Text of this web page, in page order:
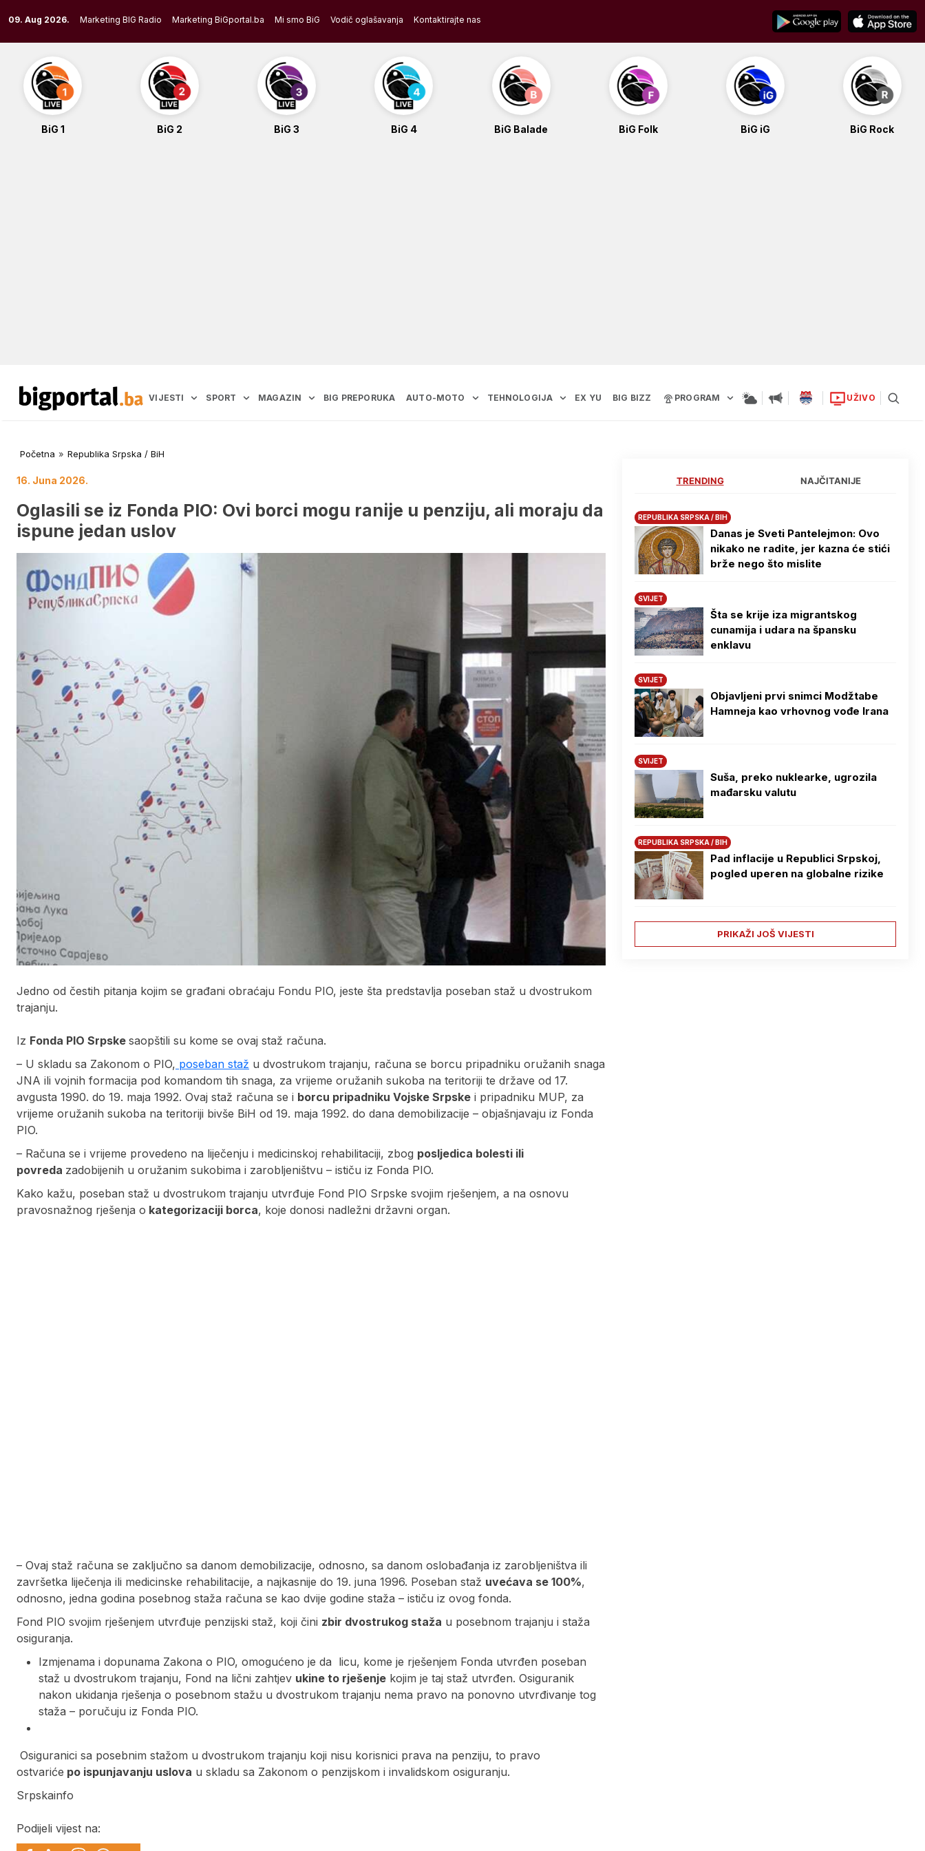
to
content
09. Aug 2026. Marketing BIG Radio Marketing BiGportal.ba Mi smo BiG Vodič oglašavanja Kontaktirajte nas
BiG 1 BiG 2 BiG 3 BiG 4 BiG Balade BiG Folk BiG iG BiG Rock
VIJESTI SPORT MAGAZIN BIG PREPORUKA AUTO-MOTO TEHNOLOGIJA EX YU BIG BIZZ PROGRAM UŽIVO
Početna » Republika Srpska / BiH
16. Juna 2026.
Oglasili se iz Fonda PIO: Ovi borci mogu ranije u penziju, ali moraju da
ispune jedan uslov
Jedno od čestih pitanja kojim se građani obraćaju Fondu PIO, jeste šta predstavlja poseban staž u dvostrukom
trajanju.
Iz Fonda PIO Srpske saopštili su kome se ovaj staž računa.
– U skladu sa Zakonom o PIO, poseban staž u dvostrukom trajanju, računa se borcu pripadniku oružanih snaga
JNA ili vojnih formacija pod komandom tih snaga, za vrijeme oružanih sukoba na teritoriji te države od 17.
avgusta 1990. do 19. maja 1992. Ovaj staž računa se i borcu pripadniku Vojske Srpske i pripadniku MUP, za
vrijeme oružanih sukoba na teritoriji bivše BiH od 19. maja 1992. do dana demobilizacije – objašnjavaju iz Fonda
PIO.
– Računa se i vrijeme provedeno na liječenju i medicinskoj rehabilitaciji, zbog posljedica bolesti ili
povreda zadobijenih u oružanim sukobima i zarobljeništvu – ističu iz Fonda PIO.
Kako kažu, poseban staž u dvostrukom trajanju utvrđuje Fond PIO Srpske svojim rješenjem, a na osnovu
pravosnažnog rješenja o kategorizaciji borca, koje donosi nadležni državni organ.
– Ovaj staž računa se zaključno sa danom demobilizacije, odnosno, sa danom oslobađanja iz zarobljeništva ili
završetka liječenja ili medicinske rehabilitacije, a najkasnije do 19. juna 1996. Poseban staž uvećava se 100%,
odnosno, jedna godina posebnog staža računa se kao dvije godine staža – ističu iz ovog fonda.
Fond PIO svojim rješenjem utvrđuje penzijski staž, koji čini zbir dvostrukog staža u posebnom trajanju i staža
osiguranja.
Izmjenama i dopunama Zakona o PIO, omogućeno je da licu, kome je rješenjem Fonda utvrđen poseban
staž u dvostrukom trajanju, Fond na lični zahtjev ukine to rješenje kojim je taj staž utvrđen. Osiguranik
nakon ukidanja rješenja o posebnom stažu u dvostrukom trajanju nema pravo na ponovno utvrđivanje tog
staža – poručuju iz Fonda PIO.
Osiguranici sa posebnim stažom u dvostrukom trajanju koji nisu korisnici prava na penziju, to pravo
ostvariće po ispunjavanju uslova u skladu sa Zakonom o penzijskom i invalidskom osiguranju.
Srpskainfo
Podijeli vijest na:
TRENDING NAJČITANIJE
REPUBLIKA SRPSKA / BIH
Danas je Sveti Pantelejmon: Ovo
nikako ne radite, jer kazna će stići
brže nego što mislite
SVIJET
Šta se krije iza migrantskog
cunamija i udara na špansku
enklavu
SVIJET
Objavljeni prvi snimci Modžtabe
Hamneja kao vrhovnog vođe Irana
SVIJET
Suša, preko nuklearke, ugrozila
mađarsku valutu
REPUBLIKA SRPSKA / BIH
Pad inflacije u Republici Srpskoj,
pogled uperen na globalne rizike
PRIKAŽI JOŠ VIJESTI